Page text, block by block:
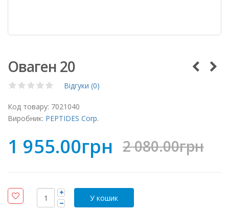
Оваген 20
Відгуки (0)
Код товару: 7021040
Виробник: PEPTIDES Corp.
1 955.00грн 2 080.00грн